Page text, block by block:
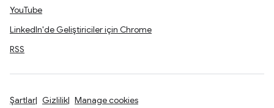
YouTube
LinkedIn'de Geliştiriciler için Chrome
RSS
Şartlar Gizlilik Manage cookies